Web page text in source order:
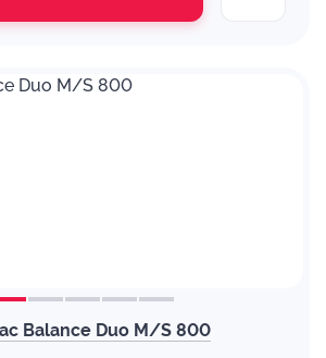
Balance Duo M/S 800